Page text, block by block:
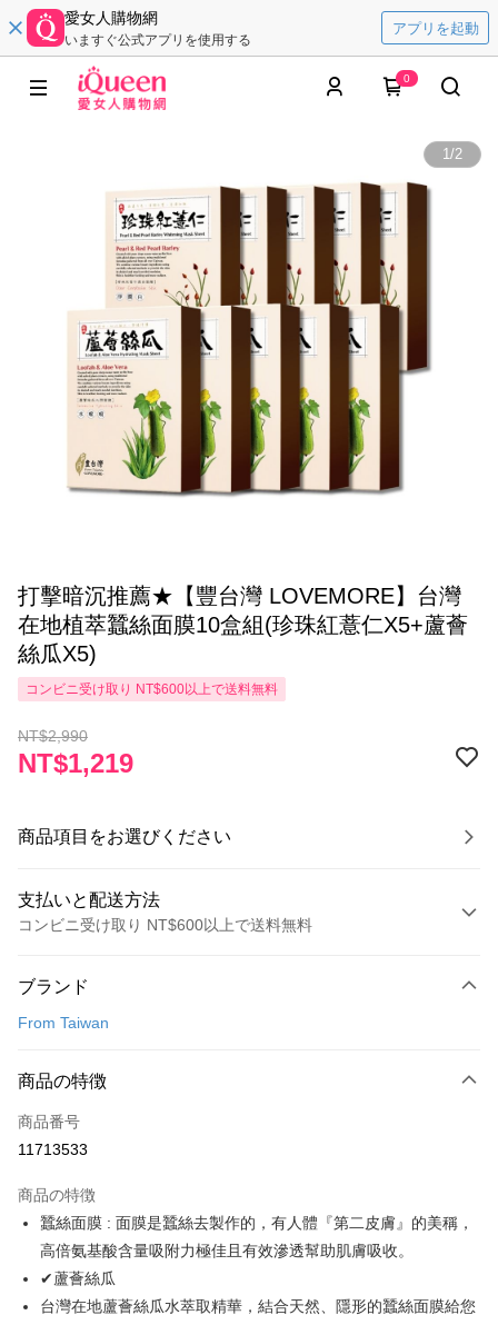
愛女人購物網
いますぐ公式アプリを使用する
アプリを起動
0
1/2
打擊暗沉推薦★【豐台灣 LOVEMORE】台灣
在地植萃蠶絲面膜10盒組(珍珠紅薏仁X5+蘆薈
絲瓜X5)
コンビニ受け取り NT$600以上で送料無料
NT$2,990
NT$1,219
商品項目をお選びください
支払いと配送方法
コンビニ受け取り NT$600以上で送料無料
クレジットカード1回払い
LINE Pay
Apple Pay
Easy Wallet
Google Pay
Plus Pay
ブランド
From Taiwan
商品の特徴
商品番号
11713533
商品の特徴
蠶絲面膜 : 面膜是蠶絲去製作的，有人體『第二皮膚』的美稱，
高倍氨基酸含量吸附力極佳且有效滲透幫助肌膚吸收。
✔蘆薈絲瓜
台灣在地蘆薈絲瓜水萃取精華，結合天然、隱形的蠶絲面膜給您